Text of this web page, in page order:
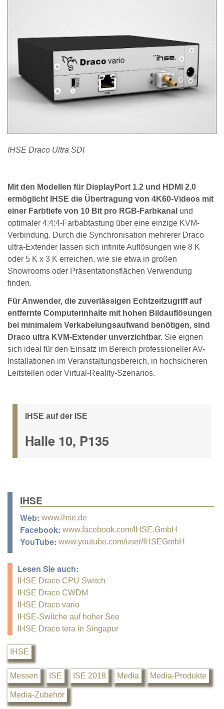
IHSE Draco Ultra SDI
Mit den Modellen für DisplayPort 1.2 und HDMI 2.0
ermöglicht IHSE die Übertragung von 4K60-Videos mit
einer Farbtiefe von 10 Bit pro RGB-Farbkanal und
optimaler 4:4:4-Farbabtastung über eine einzige KVM-
Verbindung. Durch die Synchronisation mehrerer Draco
ultra-Extender lassen sich infinite Auflösungen wie 8 K
oder 5 K x 3 K erreichen, wie sie etwa in großen
Showrooms oder Präsentationsflächen Verwendung
finden.
Für Anwender, die zuverlässigen Echtzeitzugriff auf
entfernte Computerinhalte mit hohen Bildauflösungen
bei minimalem Verkabelungsaufwand benötigen, sind
Draco ultra KVM-Extender unverzichtbar. Sie eignen
sich ideal für den Einsatz im Bereich professioneller AV-
Installationen im Veranstaltungsbereich, in hochsicheren
Leitstellen oder Virtual-Reality-Szenarios.
IHSE auf der ISE
Halle 10, P135
IHSE
Web: www.ihse.de
Facebook: www.facebook.com/IHSE.GmbH
YouTube: www.youtube.com/user/IHSEGmbH
Lesen Sie auch:
IHSE Draco CPU Switch
IHSE Draco CWDM
IHSE Draco vario
IHSE-Switche auf hoher See
IHSE Draco tera in Singapur
IHSE
Messen ISE ISE 2018 Media Media-Produkte
Media-Zubehör